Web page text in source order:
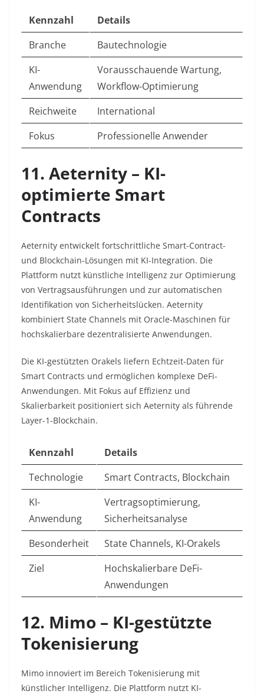
Kennzahl
Details
Branche
Bautechnologie
KI-
Anwendung
Vorausschauende Wartung,
Workflow-Optimierung
Reichweite
International
Fokus
Professionelle Anwender
11. Aeternity – KI-
optimierte Smart
Contracts
Aeternity entwickelt fortschrittliche Smart-Contract-
und Blockchain-Lösungen mit KI-Integration. Die
Plattform nutzt künstliche Intelligenz zur Optimierung
von Vertragsausführungen und zur automatischen
Identifikation von Sicherheitslücken. Aeternity
kombiniert State Channels mit Oracle-Maschinen für
hochskalierbare dezentralisierte Anwendungen.​
Die KI-gestützten Orakels liefern Echtzeit-Daten für
Smart Contracts und ermöglichen komplexe DeFi-
Anwendungen. Mit Fokus auf Effizienz und
Skalierbarkeit positioniert sich Aeternity als führende
Layer-1-Blockchain.​
Kennzahl
Details
Technologie
Smart Contracts, Blockchain
KI-
Anwendung
Vertragsoptimierung,
Sicherheitsanalyse
Besonderheit
State Channels, KI-Orakels
Ziel
Hochskalierbare DeFi-
Anwendungen
12. Mimo – KI-gestützte
Tokenisierung
Mimo innoviert im Bereich Tokenisierung mit
künstlicher Intelligenz. Die Plattform nutzt KI-